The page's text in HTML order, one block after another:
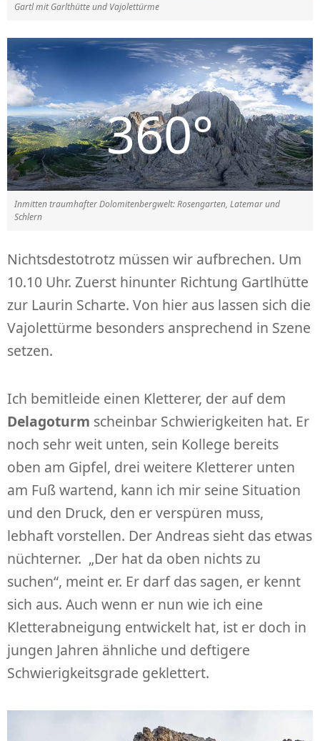
Gartl mit Garlthütte und Vajolettürme
Inmitten traumhafter Dolomitenbergwelt: Rosengarten, Latemar und
Schlern
Nichtsdestotrotz müssen wir aufbrechen. Um
10.10 Uhr. Zuerst hinunter Richtung Gartlhütte
zur Laurin Scharte. Von hier aus lassen sich die
Vajolettürme besonders ansprechend in Szene
setzen.
Ich bemitleide einen Kletterer, der auf dem
Delagoturm scheinbar Schwierigkeiten hat. Er
noch sehr weit unten, sein Kollege bereits
oben am Gipfel, drei weitere Kletterer unten
am Fuß wartend, kann ich mir seine Situation
und den Druck, den er verspüren muss,
lebhaft vorstellen. Der Andreas sieht das etwas
nüchterner. „Der hat da oben nichts zu
suchen“, meint er. Er darf das sagen, er kennt
sich aus. Auch wenn er nun wie ich eine
Kletterabneigung entwickelt hat, ist er doch in
jungen Jahren ähnliche und deftigere
Schwierigkeitsgrade geklettert.